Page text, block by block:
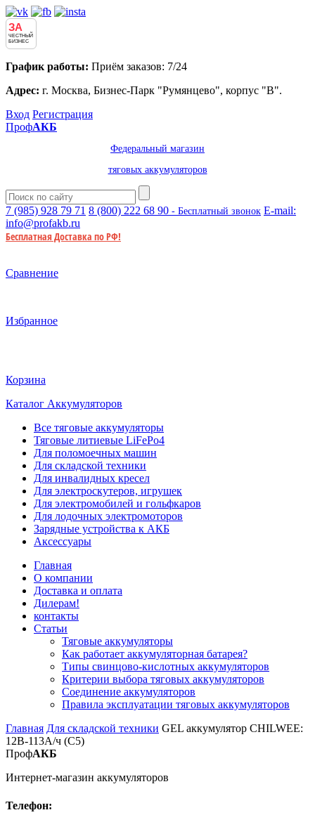
ЗА
ЧЕСТНЫЙ
БИЗНЕС
График работы: Приём заказов: 7/24
Адрес: г. Москва, Бизнес-Парк "Румянцево", корпус "В".
Вход Регистрация
ПрофАКБ
Федеральный магазин
тяговых аккумуляторов
7 (985) 928 79 71 8 (800) 222 68 90 - Бесплатный звонок E-mail:
info@profakb.ru
Бесплатная Доставка по РФ!
Сравнение
Избранное
Корзина
Каталог Аккумуляторов
Все тяговые аккумуляторы
Тяговые литиевые LiFePo4
Для поломоечных машин
Для складской техники
Для инвалидных кресел
Для электроскутеров, игрушек
Для электромобилей и гольфкаров
Для лодочных электромоторов
Зарядные устройства к АКБ
Аксессуары
Главная
О компании
Доставка и оплата
Дилерам!
контакты
Статьи
Тяговые аккумуляторы
Как работает аккумуляторная батарея?
Типы свинцово-кислотных аккумуляторов
Критерии выбора тяговых аккумуляторов
Соединение аккумуляторов
Правила эксплуатации тяговых аккумуляторов
Главная Для складской техники GEL аккумулятор CHILWEE:
12В-113А/ч (С5)
ПрофАКБ
Интернет-магазин аккумуляторов
Телефон: